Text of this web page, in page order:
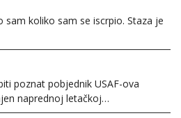
sam koliko sam se iscrpio. Staza je
poznat pobjednik USAF-ova
naprednoj letačkoj…